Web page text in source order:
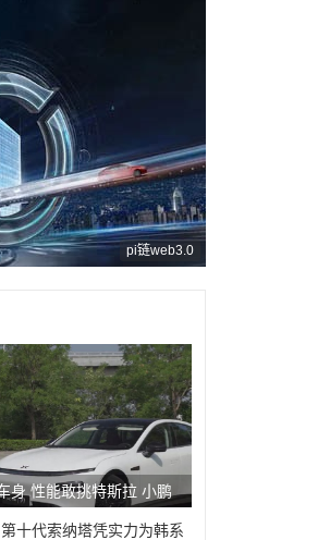
pi链web3.0
身 性能敢挑特斯拉 小鹏
十代索纳塔凭实力为韩系